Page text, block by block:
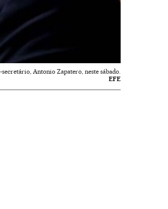
Antonio Zapatero, neste sábado.
EFE